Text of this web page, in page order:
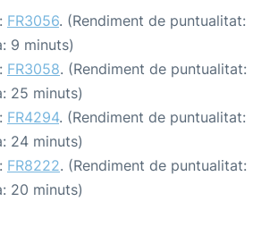
FR3056. (Rendiment de puntualitat:
9 minuts)
FR3058. (Rendiment de puntualitat:
25 minuts)
FR4294. (Rendiment de puntualitat:
24 minuts)
FR8222. (Rendiment de puntualitat:
20 minuts)